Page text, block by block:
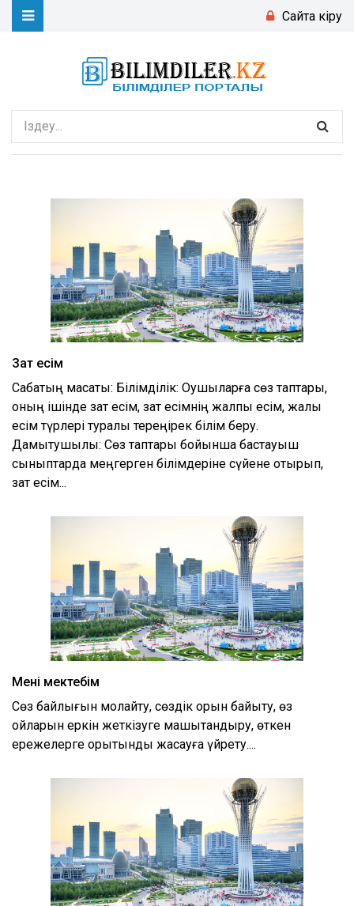
Сайтқа кіру
Зат есім
Сабақтың мақсаты: Білімділік: Оқушыларға сөз таптары,
оның ішінде зат есім, зат есімнің жалпы есім, жалқы
есім түрлері туралы тереңірек білім беру.
Дамытушылық: Сөз таптары бойынша бастауыш
сыныптарда меңгерген білімдеріне сүйене отырып,
зат есім...
Менің мектебім
Сөз байлығын молайту, сөздік қорын байыту, өз
ойларын еркін жеткізуге машықтандыру, өткен
ережелерге қорытынды жасауға үйрету....